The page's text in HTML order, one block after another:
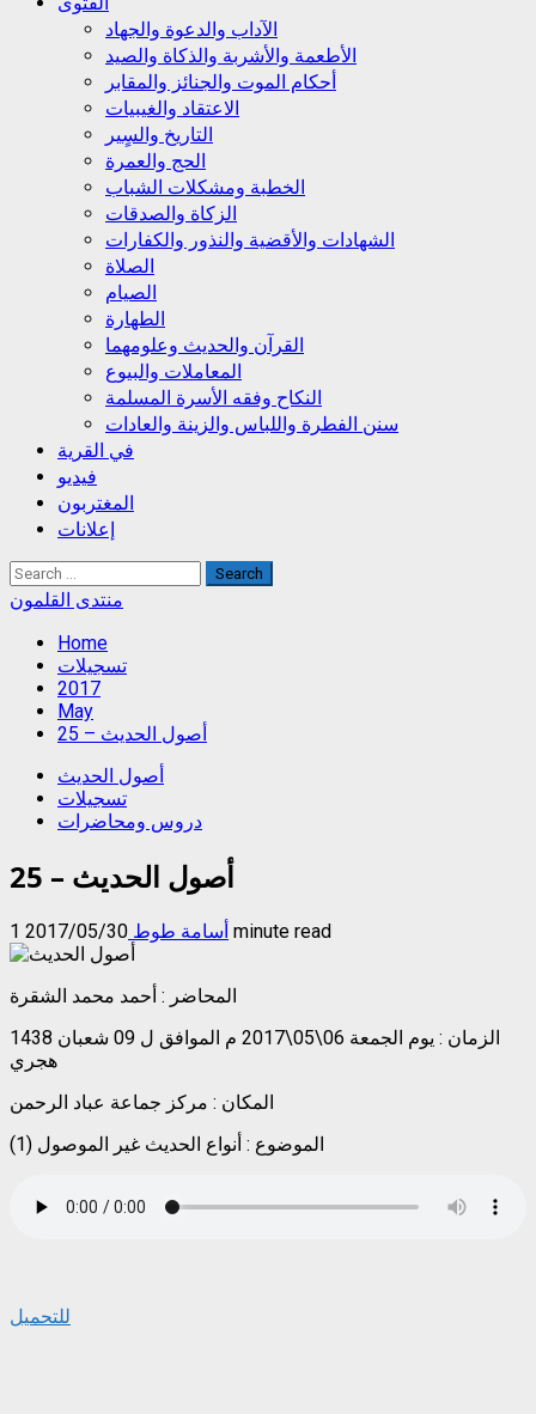
الآداب والدعوة والجهاد
الأطعمة والأشربة والذكاة والصيد
أحكام الموت والجنائز والمقابر
الاعتقاد والغيبيات
التاريخ والسٍير
الحج والعمرة
الخطبة ومشكلات الشباب
الزكاة والصدقات
الشهادات والأقضية والنذور والكفارات
الصلاة
الصيام
الطهارة
القرآن والحديث وعلومهما
المعاملات والبيوع
النكاح وفقه الأسرة المسلمة
سنن الفطرة واللباس والزينة والعادات
في القرية
فيديو
المغتربون
إعلانات
Search
for:
منتدى القلمون
Home
تسجيلات
2017
May
أصول الحديث – 25
أصول الحديث
تسجيلات
دروس ومحاضرات
أصول الحديث – 25
أسامة طوط 2017/05/30 1 minute read
المحاضر : أحمد محمد الشقرة
الزمان : يوم الجمعة 06\05\2017 م الموافق ل 09 شعبان 1438
هجري
المكان : مركز جماعة عباد الرحمن
الموضوع : أنواع الحديث غير الموصول (1)
للتحميل